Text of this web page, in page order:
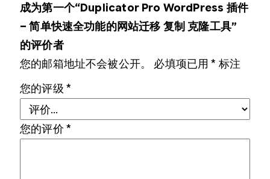
成为第一个“Duplicator Pro WordPress 插件
– 简单快速全功能的网站迁移 复制 克隆工具”
的评价者
您的邮箱地址不会被公开。
必填项已用* 标注
您的评级 *
您的评价 *